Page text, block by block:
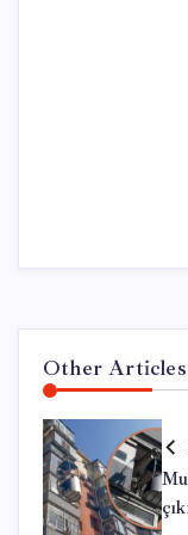
Other Articles